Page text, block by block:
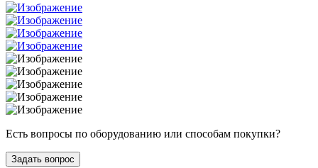
Есть вопросы по оборудованию или способам покупки?
Задать вопрос